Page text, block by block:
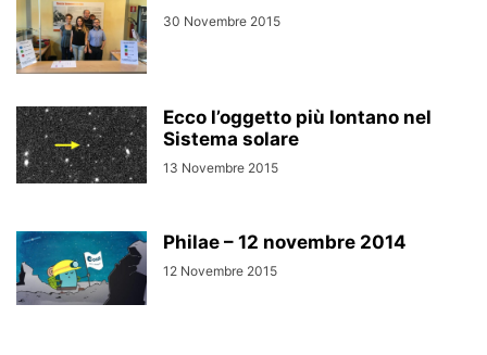
30 Novembre 2015
Ecco l’oggetto più lontano nel
Sistema solare
13 Novembre 2015
Philae – 12 novembre 2014
12 Novembre 2015